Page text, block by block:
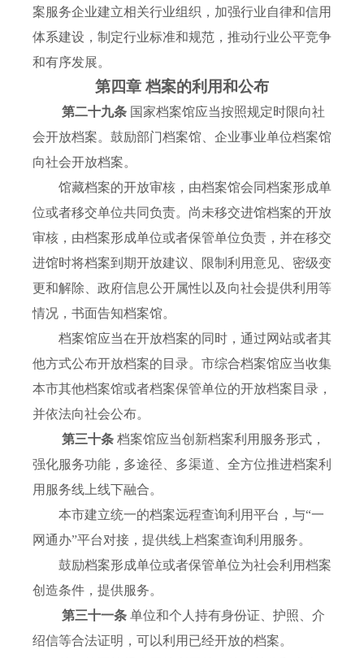
案服务企业建立相关行业组织，加强行业自律和信用
体系建设，制定行业标准和规范，推动行业公平竞争
和有序发展。
第四章 档案的利用和公布
第二十九条 国家档案馆应当按照规定时限向社
会开放档案。鼓励部门档案馆、企业事业单位档案馆
向社会开放档案。
馆藏档案的开放审核，由档案馆会同档案形成单
位或者移交单位共同负责。尚未移交进馆档案的开放
审核，由档案形成单位或者保管单位负责，并在移交
进馆时将档案到期开放建议、限制利用意见、密级变
更和解除、政府信息公开属性以及向社会提供利用等
情况，书面告知档案馆。
档案馆应当在开放档案的同时，通过网站或者其
他方式公布开放档案的目录。市综合档案馆应当收集
本市其他档案馆或者档案保管单位的开放档案目录，
并依法向社会公布。
第三十条 档案馆应当创新档案利用服务形式，
强化服务功能，多途径、多渠道、全方位推进档案利
用服务线上线下融合。
本市建立统一的档案远程查询利用平台，与“一
网通办”平台对接，提供线上档案查询利用服务。
鼓励档案形成单位或者保管单位为社会利用档案
创造条件，提供服务。
第三十一条 单位和个人持有身份证、护照、介
绍信等合法证明，可以利用已经开放的档案。